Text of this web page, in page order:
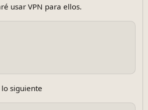
usar VPN para ellos.
siguiente